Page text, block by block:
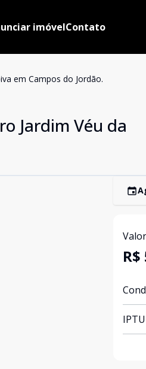
imóvelContato
em Campos do Jordão.
Jardim Véu da
IPTU